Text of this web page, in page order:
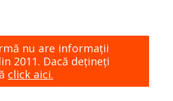
nu are informaţii
2011. Dacă dețineți
click aici.